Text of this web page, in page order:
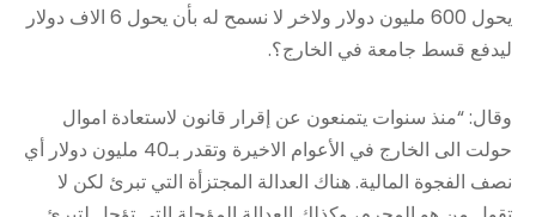
يحول 600 مليون دولار ولاخر لا نسمح له بأن يحول 6 الاف دولار
ليدفع قسط جامعة في الخارج؟.
وقال: “منذ سنوات يتمنعون عن إقرار قانون لاستعادة اموال
حولت الى الخارج في الأعوام الاخيرة وتقدر بـ40 مليون دولار أي
نصف الفجوة المالية. هناك العدالة المجتزأة التي تبرئ لكن لا